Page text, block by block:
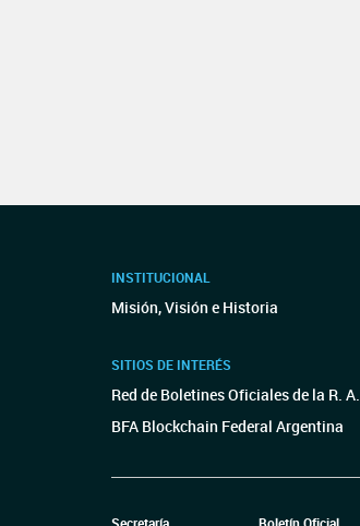
INSTITUCIONAL
Misión, Visión e Historia
SITIOS DE INTERÉS
Red de Boletines Oficiales de la R. A.
BFA Blockchain Federal Argentina
Secretaría